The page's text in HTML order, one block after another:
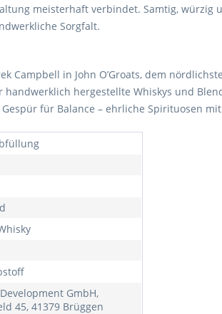
meisterhaft verbindet. Samtig, würzig
Sorgfalt.
Campbell in John O’Groats, dem
hergestellte Whiskys und
für Balance – ehrliche Spirituosen
GmbH,
45, 41379 Brüggen